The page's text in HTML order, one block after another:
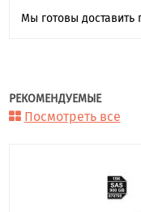
Мы готовы
РЕКОМЕНДУЕМЫЕ
Посмотреть все